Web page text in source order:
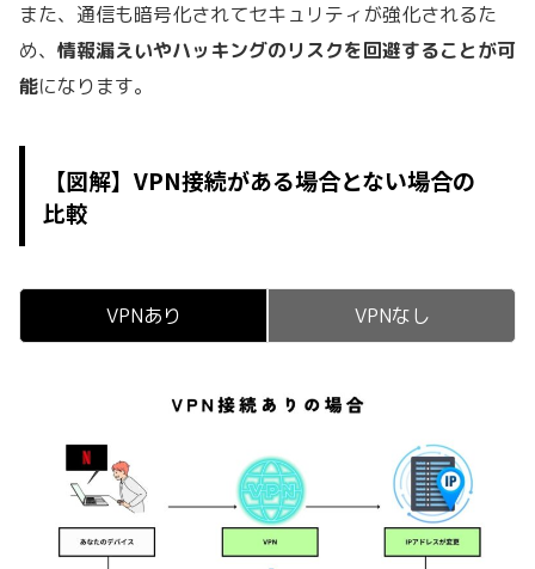
また、通信も暗号化されてセキュリティが強化されるた
め、 情報漏えいやハッキングのリスクを回避することが可
能になります。
【図解】VPN接続がある場合とない場合の
比較
VPNあり VPNなし